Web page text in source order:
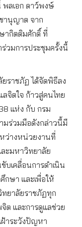
พลเอก ดาว์พงษ์
านุญาต จาก
ากิตติมศักดิ์ ที่
วมการประชุมครั้งนี้
ราชภัฏ ได้จัดพิธีลง
ลจิตใจ ก้าวสู่คนไทย
แห่ง กับ กรม
มร่วมมือดังกล่าวนี้มี
ว่างหน่วยงานที่
ะมหาวิทยาลัย
บเคลื่อนการดำเนิน
กษา และเพื่อให้
ยาลัยราชภัฏทุก
ต และการดูแลช่วย
าระวังปัญหา